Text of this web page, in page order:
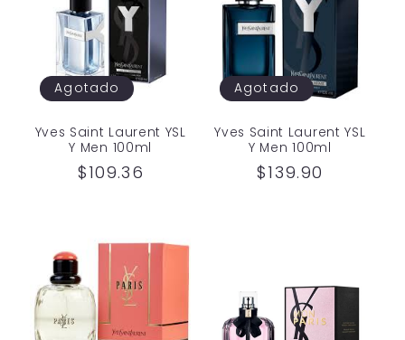
Agotado
Yves Saint Laurent YSL
Y Men 100ml
Precio
$109.36
Agotado
Yves Saint Laurent YSL
Y Men 100ml
Precio
$139.90